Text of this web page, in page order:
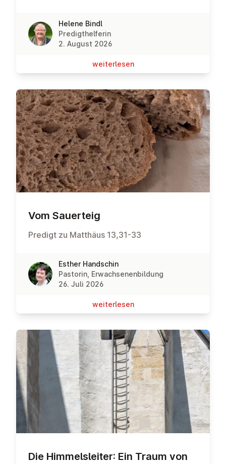
Helene Bindl
Predigthelferin
2. August 2026
wei­ter­le­sen
Vom Sauerteig
Predigt zu Matthäus 13,31-33
Esther Handschin
Pastorin, Erwachsenenbildung
26. Juli 2026
wei­ter­le­sen
Die Him­mels­lei­ter: Ein Traum von